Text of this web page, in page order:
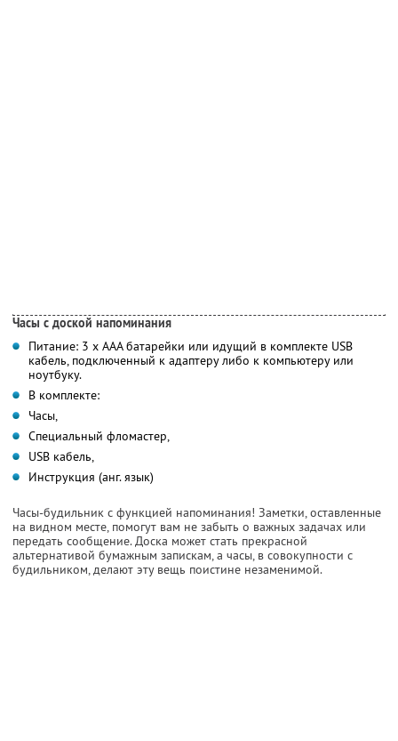
Часы с доской напоминания
Питание: 3 х ААА батарейки или идущий в комплекте USB
кабель, подключенный к адаптеру либо к компьютеру или
ноутбуку.
В комплекте:
Часы,
Специальный фломастер,
USB кабель,
Инструкция (анг. язык)
Часы-будильник с функцией напоминания! Заметки, оставленные
на видном месте, помогут вам не забыть о важных задачах или
передать сообщение. Доска может стать прекрасной
альтернативой бумажным запискам, а часы, в совокупности с
будильником, делают эту вещь поистине незаменимой.